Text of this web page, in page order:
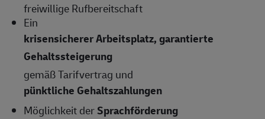
freiwillige Rufbereitschaft
Ein
krisensicherer Arbeitsplatz, garantierte
Gehaltssteigerung
gemäß Tarifvertrag und
pünktliche Gehaltszahlungen
Möglichkeit derSprachförderung